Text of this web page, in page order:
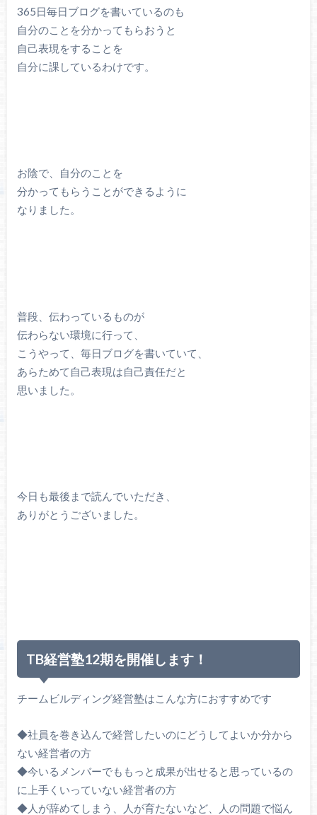
365日毎日ブログを書いているのも
自分のことを分かってもらおうと
自己表現をすることを
自分に課しているわけです。
お陰で、自分のことを
分かってもらうことができるように
なりました。
普段、伝わっているものが
伝わらない環境に行って、
こうやって、毎日ブログを書いていて、
あらためて自己表現は自己責任だと
思いました。
今日も最後まで読んでいただき、
ありがとうございました。
TB経営塾12期を開催します！
チームビルディング経営塾はこんな方におすすめです
◆社員を巻き込んで経営したいのにどうしてよいか分から
ない経営者の方
◆今いるメンバーでももっと成果が出せると思っているの
に上手くいっていない経営者の方
◆人が辞めてしまう、人が育たないなど、人の問題で悩ん